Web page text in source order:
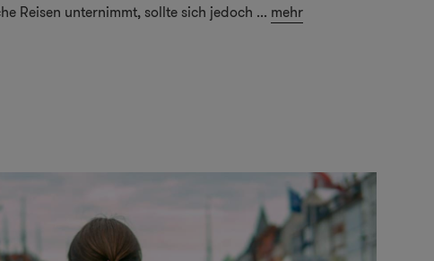
Reisen unternimmt, sollte sich jedoch ... mehr